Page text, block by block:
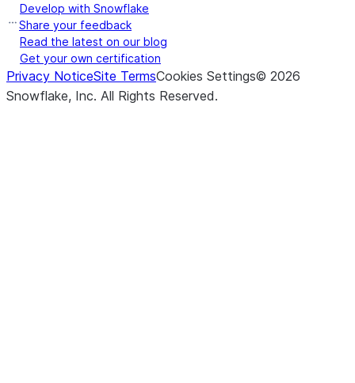
Develop with Snowflake
Share your feedback
Read the latest on our blog
Get your own certification
Privacy NoticeSite TermsCookies Settings© 2026
Snowflake, Inc. All Rights Reserved.